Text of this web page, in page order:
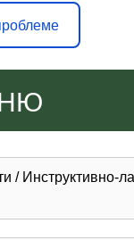
/ Инструктивно-